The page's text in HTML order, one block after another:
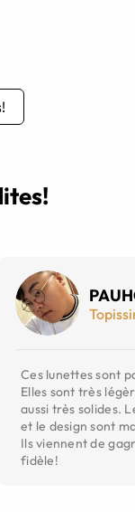
Ces lunettes sont
Elles sont très
aussi très solides.
et le design sont
Ils viennent de
fidèle!